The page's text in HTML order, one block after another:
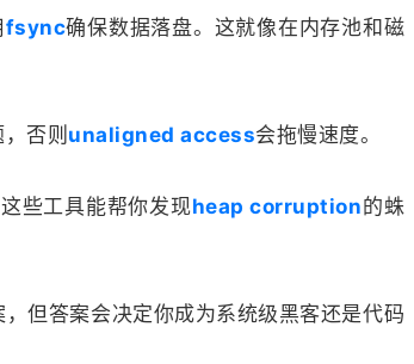
fsync确保数据落盘。这就像在内存池和磁
否则 unaligned access会拖慢速度。
些工具能帮你发现heap corruption的蛛
但答案会决定你成为系统级黑客还是代码